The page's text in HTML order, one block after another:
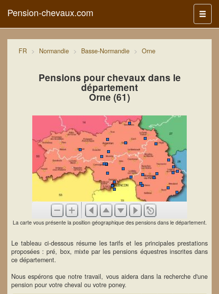
Menu
Pension-chevaux.com
FR Normandie Basse-Normandie Orne
Pensions pour chevaux dans le
département
Orne (61)
La carte vous présente la position géographique des pensions dans le département.
Le tableau ci-dessous résume les tarifs et les principales prestations
proposées : pré, box, mixte par les pensions équestres inscrites dans
ce département.
Nous espérons que notre travail, vous aidera dans la recherche d'une
pension pour votre cheval ou votre poney.